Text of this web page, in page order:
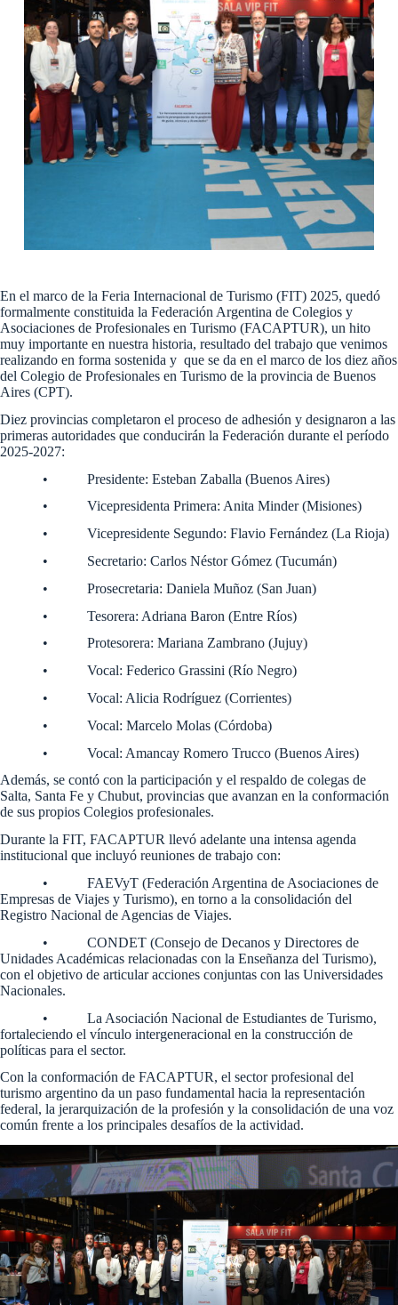
En el marco de la Feria Internacional de Turismo (FIT) 2025, quedó
formalmente constituida la Federación Argentina de Colegios y
Asociaciones de Profesionales en Turismo (FACAPTUR), un hito
muy importante en nuestra historia, resultado del trabajo que venimos
realizando en forma sostenida y que se da en el marco de los diez años
del Colegio de Profesionales en Turismo de la provincia de Buenos
Aires (CPT).
Diez provincias completaron el proceso de adhesión y designaron a las
primeras autoridades que conducirán la Federación durante el período
2025-2027:
• Presidente: Esteban Zaballa (Buenos Aires)
• Vicepresidenta Primera: Anita Minder (Misiones)
• Vicepresidente Segundo: Flavio Fernández (La Rioja)
• Secretario: Carlos Néstor Gómez (Tucumán)
• Prosecretaria: Daniela Muñoz (San Juan)
• Tesorera: Adriana Baron (Entre Ríos)
• Protesorera: Mariana Zambrano (Jujuy)
• Vocal: Federico Grassini (Río Negro)
• Vocal: Alicia Rodríguez (Corrientes)
• Vocal: Marcelo Molas (Córdoba)
• Vocal: Amancay Romero Trucco (Buenos Aires)
Además, se contó con la participación y el respaldo de colegas de
Salta, Santa Fe y Chubut, provincias que avanzan en la conformación
de sus propios Colegios profesionales.
Durante la FIT, FACAPTUR llevó adelante una intensa agenda
institucional que incluyó reuniones de trabajo con:
• FAEVyT (Federación Argentina de Asociaciones de
Empresas de Viajes y Turismo), en torno a la consolidación del
Registro Nacional de Agencias de Viajes.
• CONDET (Consejo de Decanos y Directores de
Unidades Académicas relacionadas con la Enseñanza del Turismo),
con el objetivo de articular acciones conjuntas con las Universidades
Nacionales.
• La Asociación Nacional de Estudiantes de Turismo,
fortaleciendo el vínculo intergeneracional en la construcción de
políticas para el sector.
Con la conformación de FACAPTUR, el sector profesional del
turismo argentino da un paso fundamental hacia la representación
federal, la jerarquización de la profesión y la consolidación de una voz
común frente a los principales desafíos de la actividad.